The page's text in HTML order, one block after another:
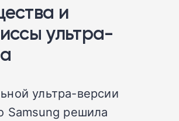
и
ультра-
ультра-версии
Samsung решила